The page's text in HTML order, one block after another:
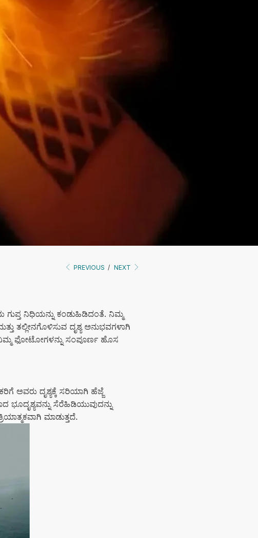
PREVIOUS / NEXT
ಗುಪ್ತ ನಿಧಿಯನ್ನು ಕಂಡುಹಿಡಿದಂತೆ. ನಿಮ್ಮ
ತಲ್ಲೀನಗೊಳಿಸುವ ದೃಶ್ಯ ಅನುಭವಗಳಾಗಿ
ಫೋಟೋಗಳನ್ನು ಸಂಪೂರ್ಣ ಹೊಸ
ಅವರು ದೃಶ್ಯಕ್ಕೆ ಸರಿಯಾಗಿ ಹೆಜ್ಜೆ
ಭೂದೃಶ್ಯವನ್ನು ಸೆರೆಹಿಡಿಯುವುದನ್ನು
ಮಾಡುತ್ತದೆ.